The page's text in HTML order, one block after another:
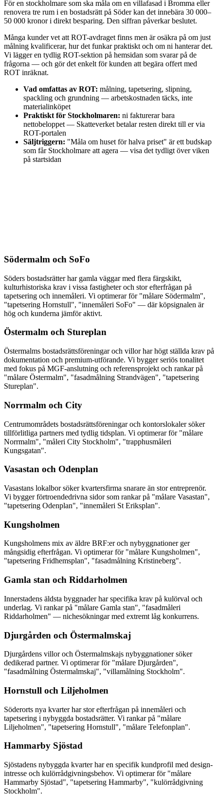
För en stockholmare som ska måla om en villafasad i Bromma eller
renovera tre rum i en bostadsrätt på Söder kan det innebära 30 000–
50 000 kronor i direkt besparing. Den siffran påverkar beslutet.
Många kunder vet att ROT-avdraget finns men är osäkra på om just
målning kvalificerar, hur det funkar praktiskt och om ni hanterar det.
Vi lägger en tydlig ROT-sektion på hemsidan som svarar på de
frågorna — och gör det enkelt för kunden att begära offert med
ROT inräknat.
Vad omfattas av ROT: målning, tapetsering, slipning,
spackling och grundning — arbetskostnaden täcks, inte
materialinköpet
Praktiskt för Stockholmaren: ni fakturerar bara
nettobeloppet — Skatteverket betalar resten direkt till er via
ROT-portalen
Säljtriggern: "Måla om huset för halva priset" är ett budskap
som får Stockholmare att agera — visa det tydligt över viken
på startsidan
Södermalm och SoFo
Söders bostadsrätter har gamla väggar med flera färgskikt,
kulturhistoriska krav i vissa fastigheter och stor efterfrågan på
tapetsering och innemåleri. Vi optimerar för "målare Södermalm",
"tapetsering Hornstull", "innemåleri SoFo" — där köpsignalen är
hög och kunderna jämför aktivt.
Östermalm och Stureplan
Östermalms bostadsrättsföreningar och villor har högt ställda krav på
dokumentation och premium-utförande. Vi bygger seriös tonalitet
med fokus på MGF-anslutning och referensprojekt och rankar på
"målare Östermalm", "fasadmålning Strandvägen", "tapetsering
Stureplan".
Norrmalm och City
Centrumområdets bostadsrättsföreningar och kontorslokaler söker
tillförlitliga partners med tydlig tidsplan. Vi optimerar för "målare
Norrmalm", "måleri City Stockholm", "trapphusmåleri
Kungsgatan".
Vasastan och Odenplan
Vasastans lokalbor söker kvartersfirma snarare än stor entreprenör.
Vi bygger förtroendedrivna sidor som rankar på "målare Vasastan",
"tapetsering Odenplan", "innemåleri St Eriksplan".
Kungsholmen
Kungsholmens mix av äldre BRF:er och nybyggnationer ger
mångsidig efterfrågan. Vi optimerar för "målare Kungsholmen",
"tapetsering Fridhemsplan", "fasadmålning Kristineberg".
Gamla stan och Riddarholmen
Innerstadens äldsta byggnader har specifika krav på kulörval och
underlag. Vi rankar på "målare Gamla stan", "fasadmåleri
Riddarholmen" — nichesökningar med extremt låg konkurrens.
Djurgården och Östermalmskaj
Djurgårdens villor och Östermalmskajs nybyggnationer söker
dedikerad partner. Vi optimerar för "målare Djurgården",
"fasadmålning Östermalmskaj", "villamålning Stockholm".
Hornstull och Liljeholmen
Söderorts nya kvarter har stor efterfrågan på innemåleri och
tapetsering i nybyggda bostadsrätter. Vi rankar på "målare
Liljeholmen", "tapetsering Hornstull", "målare Telefonplan".
Hammarby Sjöstad
Sjöstadens nybyggda kvarter har en specifik kundprofil med design-
intresse och kulörrådgivningsbehov. Vi optimerar för "målare
Hammarby Sjöstad", "tapetsering Hammarby", "kulörrådgivning
Stockholm".